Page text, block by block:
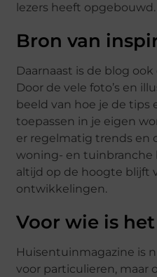
lezers heeft opgebouwd.
Bron van
Daarnaast is de blog
Door de vele foto’s en
beeld van hoe je de tips
toepassen in je eigen
er regelmatig trends en
woning- en tuinbranche
altijd op de hoogte blijft
ontwikkelingen.
Voor wie is
Huisentuinmagazine is
voor particulieren, maar